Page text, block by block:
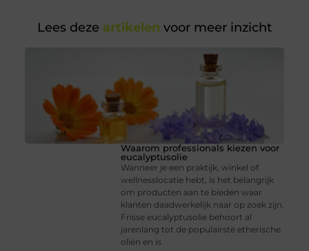
Lees deze artikelen voor meer inzicht
Waarom professionals kiezen voor
eucalyptusolie
Wanneer je een praktijk, winkel of
wellnesslocatie hebt, is het belangrijk
om producten aan te bieden waar
klanten daadwerkelijk naar op zoek zijn.
Frisse eucalyptusolie behoort al
jarenlang tot de populairste etherische
oliën en is